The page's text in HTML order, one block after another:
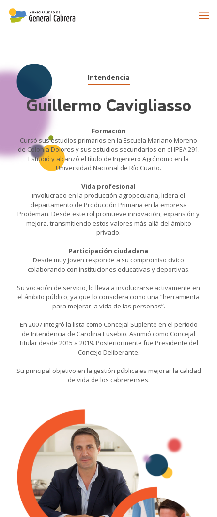
Intendencia
Guillermo Cavigliasso
Formación
Cursó sus estudios primarios en la Escuela Mariano Moreno
de Colonia Dolores y sus estudios secundarios en el IPEA 291.
Estudió y alcanzó el título de Ingeniero Agrónomo en la
Universidad Nacional de Río Cuarto.
Vida profesional
Involucrado en la producción agropecuaria, lidera el
departamento de Producción Primaria en la empresa
Prodeman. Desde este rol promueve innovación, expansión y
mejora, transmitiendo estos valores más allá del ámbito
privado.
Participación ciudadana
Desde muy joven responde a su compromiso cívico
colaborando con instituciones educativas y deportivas.
Su vocación de servicio, lo lleva a involucrarse activamente en
el ámbito público, ya que lo considera como una “herramienta
para mejorar la vida de las personas”.
En 2007 integró la lista como Concejal Suplente en el período
de Intendencia de Carolina Eusebio. Asumió como Concejal
Titular desde 2015 a 2019. Posteriormente fue Presidente del
Concejo Deliberante.
Su principal objetivo en la gestión pública es mejorar la calidad
de vida de los cabrerenses.